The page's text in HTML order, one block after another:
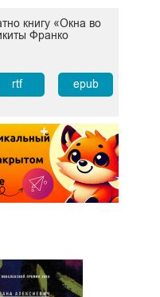
книгу «Окна во
Франко
rtf epub